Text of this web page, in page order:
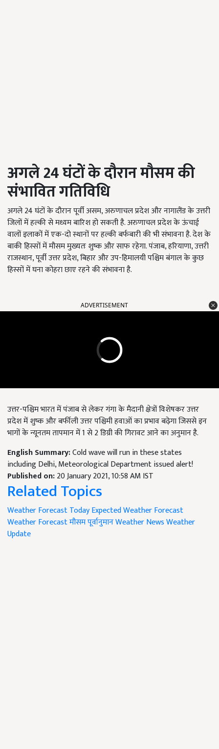
अगले 24घंटों के दौरान मौसम की
संभावित गतिविधि
अगले 24 घंटों के दौरान पूर्वी असम, अरुणाचल प्रदेश और नागालैंड के उत्तरी
जिलों में हल्की से मध्यम बारिश हो सकती है. अरुणाचल प्रदेश के ऊंचाई
वालों इलाकों में एक-दो स्थानों पर हल्की बर्फबारी की भी संभावना है. देश के
बाकी हिस्सों में मौसम मुख्यतः शुष्क और साफ रहेगा. पंजाब, हरियाणा, उत्तरी
राजस्थान, पूर्वी उत्तर प्रदेश, बिहार और उप-हिमालयी पश्चिम बंगाल के कुछ
हिस्सों में घना कोहरा छाए रहने की संभावना है.
ADVERTISEMENT
उत्तर-पश्चिम भारत में पंजाब से लेकर गंगा के मैदानी क्षेत्रों विशेषकर उत्तर
प्रदेश में शुष्क और बर्फीली उत्तर पश्चिमी हवाओं का प्रभाव बढ़ेगा जिससे इन
भागों के न्यूनतम तापमान में 1 से 2 डिग्री की गिरावट आने का अनुमान है.
English Summary:Cold wave will run in these states
including Delhi, Meteorological Department issued alert!
Published on:20 January 2021, 10:58 AM IST
Related Topics
Weather Forecast TodayExpected Weather Forecast
Weather Forecastमौसम पूर्वानुमानWeather NewsWeather
Update